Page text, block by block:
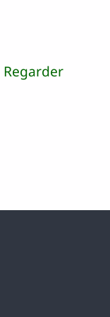
Regarder